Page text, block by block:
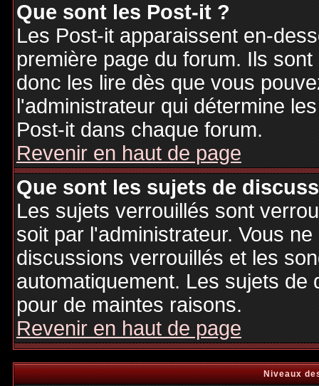
Que sont les Post-it ?
Les Post-it apparaissent en-
première page du forum. Ils
donc les lire dès que vous
l'administrateur qui détermine
Post-it dans chaque forum.
Revenir en haut de page
Que sont les sujets de
Les sujets verrouillés sont
soit par l'administrateur. Vous
discussions verrouillés et les
automatiquement. Les sujets
pour de maintes raisons.
Revenir en haut de page
Niveaux